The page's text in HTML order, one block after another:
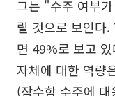
그는 "수주 여부
릴 것으로 보인다
면 49%로 보고
자체에 대한 역량
(잠수함 수주에